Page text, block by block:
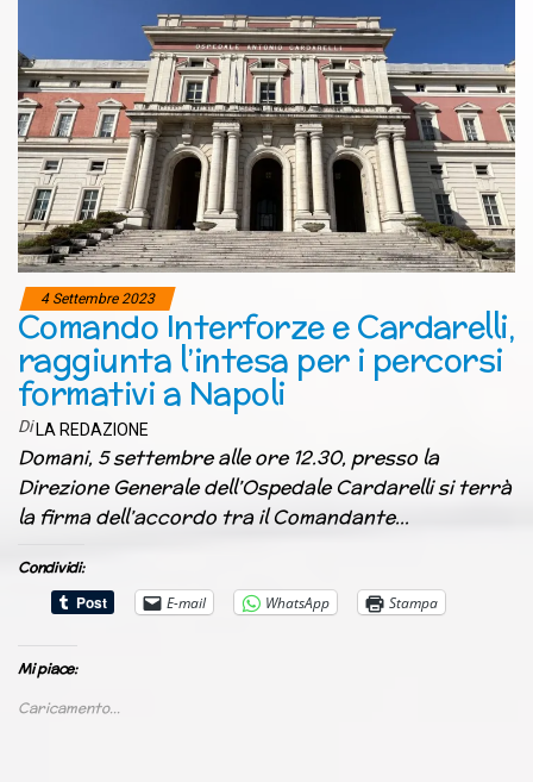
4 Settembre 2023
Comando Interforze e Cardarelli,
raggiunta l’intesa per i percorsi
formativi a Napoli
Di LA REDAZIONE
Domani, 5 settembre alle ore 12.30, presso la
Direzione Generale dell’Ospedale Cardarelli si terrà
la firma dell’accordo tra il Comandante…
Condividi:
E-mail
WhatsApp Stampa
Mi piace:
Caricamento...